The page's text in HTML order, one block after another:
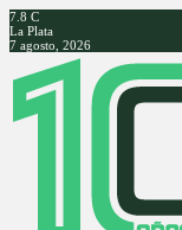
7.8 C
La Plata
7 agosto, 2026
Facebook
Twitter
Instagram
Youtube